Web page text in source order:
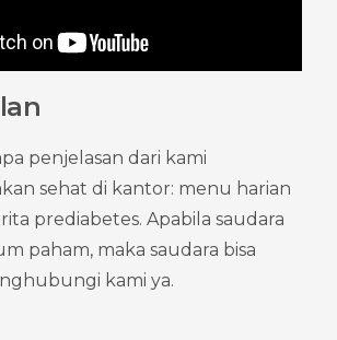
penjelasan dari kami
sehat di kantor: menu harian
prediabetes. Apabila saudara
paham, maka saudara bisa
kami ya.